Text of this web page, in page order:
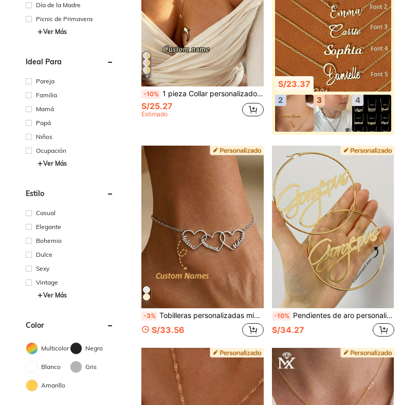
Día de la Madre
Picnic de Primavera
Ver Más
Ideal Para
Pareja
Familia
Mamá
Papá
Niños
Ocupación
Ver Más
Estilo
Casual
Elegante
Bohemio
Dulce
Sexy
Vintage
Ver Más
Color
Multicolor Negro
Blanco Gris
Amarillo
4
-10% 1 pieza Collar personalizado con nombre, que contiene 1-8 letras en inglés, cadena en forma de Y con colgante de letra de acero inoxidable minimalista, regalo para ella, Día de San Valentín, cumpleaños
S/25.27
Estimado
S/23.37
2 3 4
-3% Tobilleras personalizadas minimalistas con múltiples corazones, tobilleras personalizadas con nombre en forma de corazón, joyería de acero inoxidable de moda impermeable y duradera, primera opción de joyería para vacaciones en la playa, joyería con nombre, joyería familiar, joyería para la madre, regalo para la esposa, regalo de cumpleaños para ella
S/33.56
-10% Pendientes de aro personalizados de 70 mm de acero inoxidable con placa de nombre - Elegantes y sexys chapados en oro de 18 quilates, aros grandes y llamativos, ideales para uso diario y como regalo, accesorio para el Día de Acción de Gracias, para todo el año, útiles escolares, para adolescentes, estudiantes de secundaria, estudiantes universitarios, estudiantes de primer año, estudiantes de segundo año, estudiantes de cursos inferiores, estudiantes de último año de secundaria, pendientes de moda personalizados, atuendo vintage, joyería y relojes, selecciones de temporada, atuendo elegante
S/34.27